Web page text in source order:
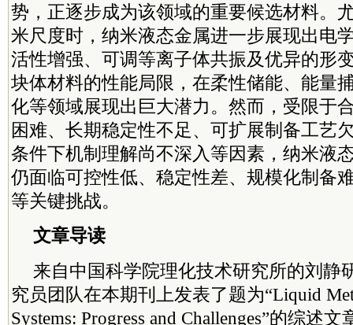
势，正逐步成为该领域的重要候选材料。
米尺度时，纳米液态金属进一步展现出电
活性增强、可调等离子体共振及优异的形
块体材料的性能局限，在柔性储能、能量
化等领域展现出巨大潜力。然而，受限于
困难、长期稳定性不足、可扩展制备工艺
条件下机制理解尚不深入等因素，纳米液
仍面临可控性低、稳定性差、规模化制备
等关键挑战。
文章导读
来自中国科学院理化技术研究所的刘静
究员团队在本期刊上发表了题为“Liquid
Systems: Progress and Challenges”的综述